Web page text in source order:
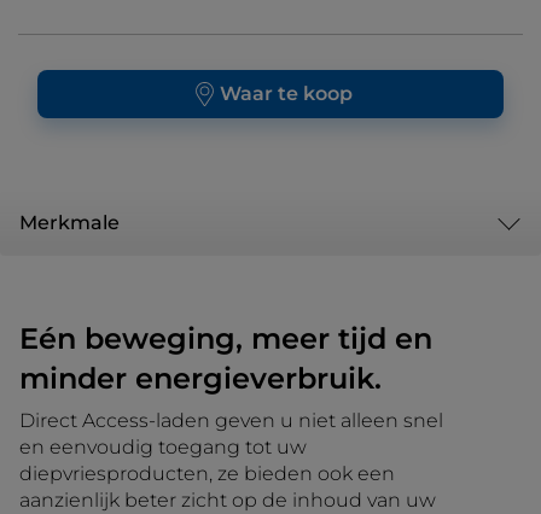
Waar te koop
Merkmale
Eén beweging, meer tijd en
minder energieverbruik.
Direct Access-laden geven u niet alleen snel
en eenvoudig toegang tot uw
diepvriesproducten, ze bieden ook een
aanzienlijk beter zicht op de inhoud van uw